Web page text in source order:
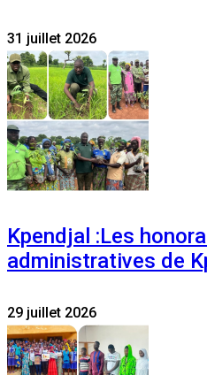
31 juillet 2026
Kpendjal :Les
administratives de
29 juillet 2026